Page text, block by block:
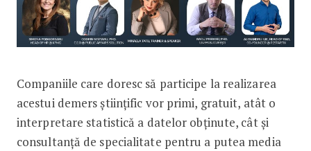
Companiile care doresc să participe la realizarea
acestui demers științific vor primi, gratuit, atât o
interpretare statistică a datelor obținute, cât și
consultanță de specialitate pentru a putea media